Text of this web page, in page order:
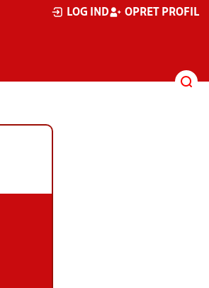
LOG IND OPRET PROFIL